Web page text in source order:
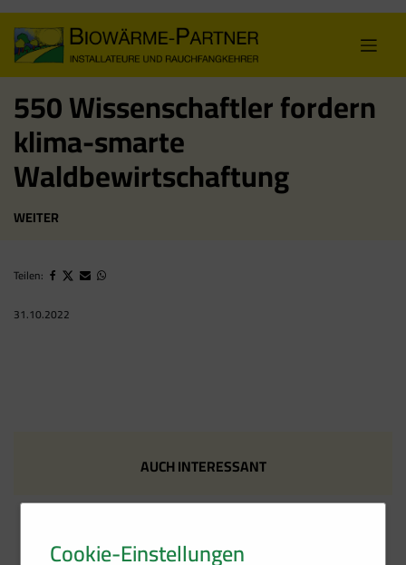
content
550 Wissenschaftler fordern
klima-smarte
Waldbewirtschaftung
WEITER
Teilen:
31.10.2022
AUCH INTERESSANT
Cookie-Einstellungen